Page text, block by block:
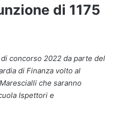
di 1175
concorso 2022 da parte del
di Finanza volto al
che saranno
Ispettori e